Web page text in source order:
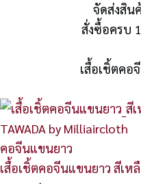
จัดส่งสิน
สั่งซื้อครบ
เสื้อเชิ้ตคอ
คอจีนแขนยาว
เสื้อเชิ้ตคอจีนแขนยาว สีเห